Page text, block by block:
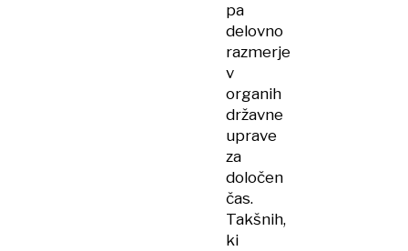
pa
delovno
razmerje
v
organih
državne
uprave
za
določen
čas.
Takšnih,
ki